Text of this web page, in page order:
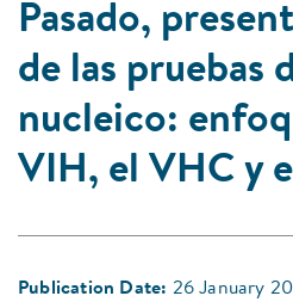
Pasado,
de las pruebas
nucleico:
VIH, el VHC y
Publication Date: 26 January